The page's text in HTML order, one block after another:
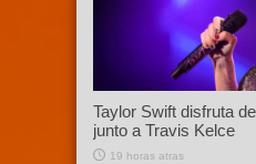
Taylor Swift disfruta
junto a Travis Kelce
19 horas atras